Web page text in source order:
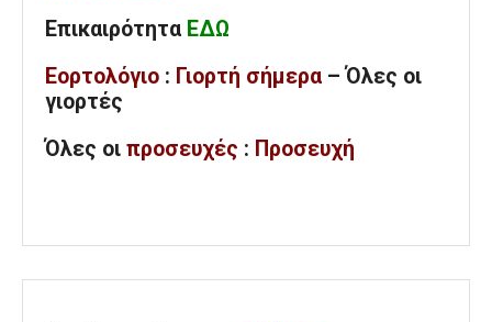
Επικαιρότητα ΕΔΩ
Εορτολόγιο : Γιορτή σήμερα – Όλες οι
γιορτές
Όλες οι προσευχές : Προσευχή